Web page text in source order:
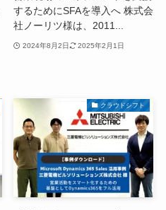
するためにSFAを導入へ 株式会
社ノーリツ様は、2011...
2024年8月2日 2025年2月1日
クラウドシフト